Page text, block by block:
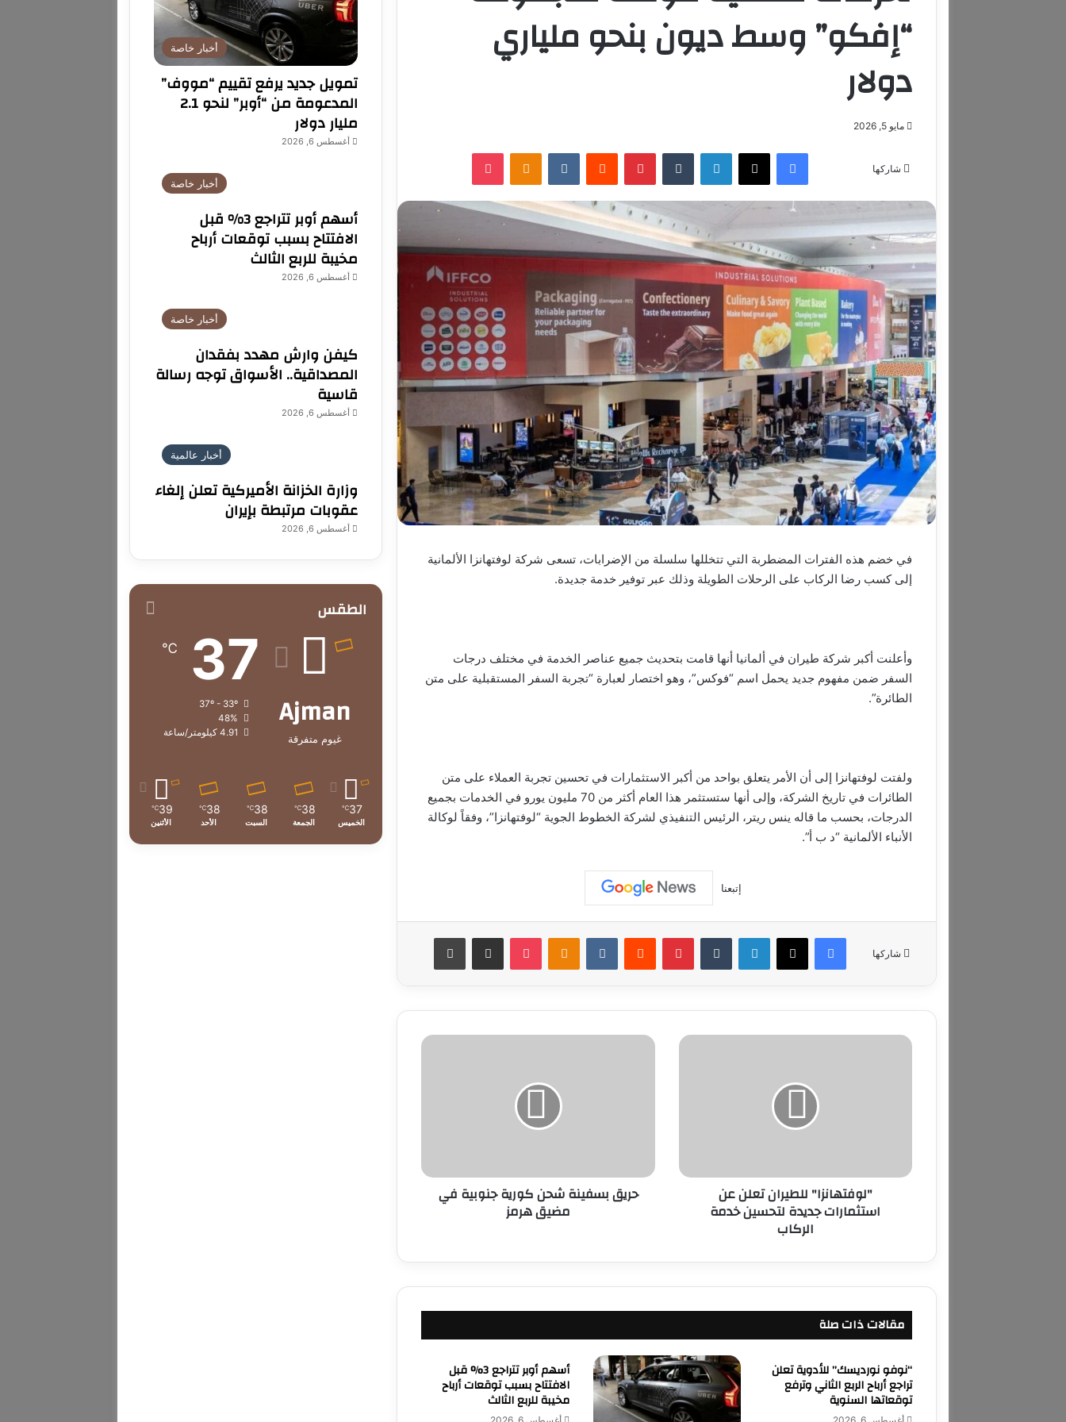
“إفكو” وسط ديون بنحو ملياري
دولار
مايو 5, 2026
شاركها
فيسبوك ‫X لينكدإن ‏Tumblr بينتيريست ‏Reddit
‏VKontakte
Odnoklassniki
‫Pocket
في خضم هذه الفترات المضطربة التي تتخللها سلسلة من الإضرابات، تسعى شركة لوفتهانزا الألمانية
إلى كسب رضا الركاب على الرحلات الطويلة وذلك عبر توفير خدمة جديدة.
وأعلنت أكبر شركة طيران في ألمانيا أنها قامت بتحديث جميع عناصر الخدمة في مختلف درجات
السفر ضمن مفهوم جديد يحمل اسم “فوكس”، وهو اختصار لعبارة “تجربة السفر المستقبلية على متن
الطائرة”.
ولفتت لوفتهانزا إلى أن الأمر يتعلق بواحد من أكبر الاستثمارات في تحسين تجربة العملاء على متن
الطائرات في تاريخ الشركة، وإلى أنها ستستثمر هذا العام أكثر من 70 مليون يورو في الخدمات بجميع
الدرجات، بحسب ما قاله ينس ريتر، الرئيس التنفيذي لشركة الخطوط الجوية “لوفتهانزا”، وفقاً لوكالة
الأنباء الألمانية “د ب أ”.
إتبعنا
شاركها
فيسبوك ‫X لينكدإن ‏Tumblr بينتيريست ‏Reddit
‏VKontakte
Odnoklassniki
‫Pocket مشاركة عبر البريد طباعة
"
ز
ط
ا
ت
ن
ع
"لوفتهانزا" للطيران تعلن عن
استثمارات جديدة لتحسين خدمة
الركاب
ح
ن
ك
ي
ج
ن
و
ب
ي
حريق بسفينة شحن كورية جنوبية في
مضيق هرمز
مقالات ذات صلة
“نوفو نورديسك” للأدوية تعلن
تراجع أرباح الربع الثاني وترفع
توقعاتها السنوية
أسهم أوبر تتراجع 3% قبل
الافتتاح بسبب توقعات أرباح
مخيبة للربع الثالث
أخبار خاصة
تمويل جديد يرفع تقييم “مووف”
المدعومة من “أوبر” لنحو 2.1
مليار دولار
أغسطس 6, 2026
أخبار خاصة
أسهم أوبر تتراجع 3% قبل
الافتتاح بسبب توقعات أرباح
مخيبة للربع الثالث
أغسطس 6, 2026
أخبار خاصة
كيفن وارش مهدد بفقدان
المصداقية.. الأسواق توجه رسالة
قاسية
أغسطس 6, 2026
أخبار عالمية
وزارة الخزانة الأميركية تعلن إلغاء
عقوبات مرتبطة بإيران
أغسطس 6, 2026
الطقس
Ajman
غيوم متفرقة
37
℃
37º - 33º
48%
4.91 كيلومتر/ساعة
37
℃
الخميس
38
℃
الجمعة
38
℃
السبت
38
℃
الأحد
39
℃
الأثنين